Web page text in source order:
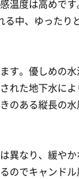
温度は高めで
る中、ゆったり
す。優しめの水
れた地下水に
のある縦長の
異なり、緩やか
のでキャンドル